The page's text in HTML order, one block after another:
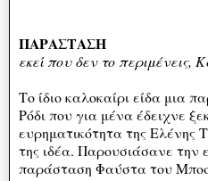
ΠΑΡΑΣΤΑΣΗ
εκεί που δεν το περιμένεις,
Το ίδιο καλοκαίρι είδα μια
Ρόδι που για μένα έδειχνε
ευρηματικότητα της Ελένης
της ιδέα. Παρουσιάσανε την
παράσταση Φαύστα του